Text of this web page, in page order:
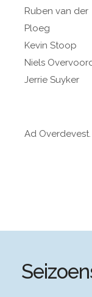
Ruben van der
Ploeg
Kevin Stoop
Niels
Jerrie Suyker
Ad Overdevest.